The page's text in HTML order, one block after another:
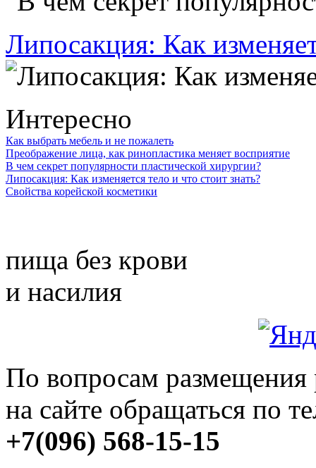
Липосакция: Как
Интересно
Как выбрать мебель и не пожалеть
Преображение лица, как ринопластика меняет восприятие
В чем секрет популярности пластической хирургии?
Липосакция: Как изменяется тело и что стоит знать?
Свойства корейской косметики
пища без крови
и насилия
По вопросам размещения
на сайте обращаться по
+7(096) 568-15-15